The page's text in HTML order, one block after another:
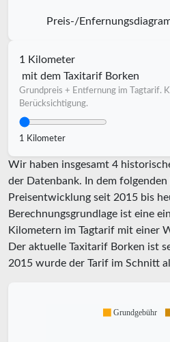
Preis-/
1 Kilometer
mit dem Taxitarif Borken
Grundpreis + Entfernung im Tagtarif.
Berücksichtigung.
1 Kilometer
Wir haben insgesamt 4
der Datenbank. In dem
Preisentwicklung seit 2015 bis
Berechnungsgrundlage ist eine
Kilometern im Tagtarif mit einer
Der aktuelle Taxitarif Borken ist
2015 wurde der Tarif im Schnitt
Grundgebühr